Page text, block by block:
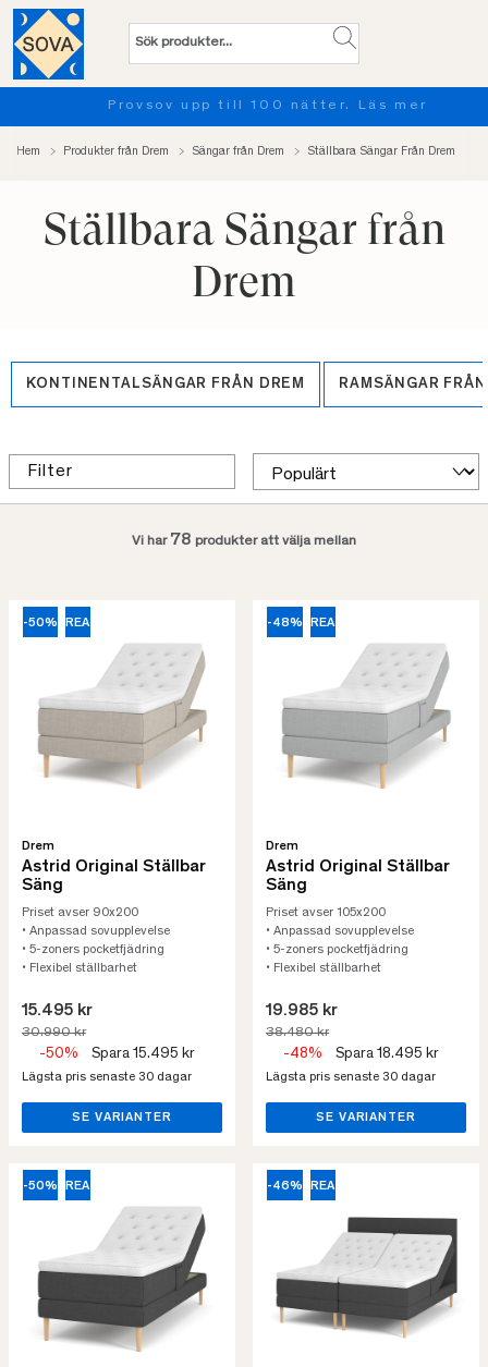
Provsov upp till 100 nätter. Läs mer
Hem Produkter från Drem Sängar från Drem Ställbara Sängar Från Drem
Ställbara Sängar från
Drem
KONTINENTALSÄNGAR FRÅN DREM RAMSÄNGAR
Filter
Vi har 78 produkter att välja mellan
-50% REA
Drem
Astrid Original Ställbar
Säng
Priset avser 90x200
• Anpassad sovupplevelse
• 5-zoners pocketfjädring
• Flexibel ställbarhet
15.495 kr
30.990 kr
-50% Spara 15.495 kr
Lägsta pris senaste 30 dagar
SE VARIANTER
-48% REA
Drem
Astrid Original Ställbar
Säng
Priset avser 105x200
• Anpassad sovupplevelse
• 5-zoners pocketfjädring
• Flexibel ställbarhet
19.985 kr
38.480 kr
-48% Spara 18.495 kr
Lägsta pris senaste 30 dagar
SE VARIANTER
-50% REA -46% REA